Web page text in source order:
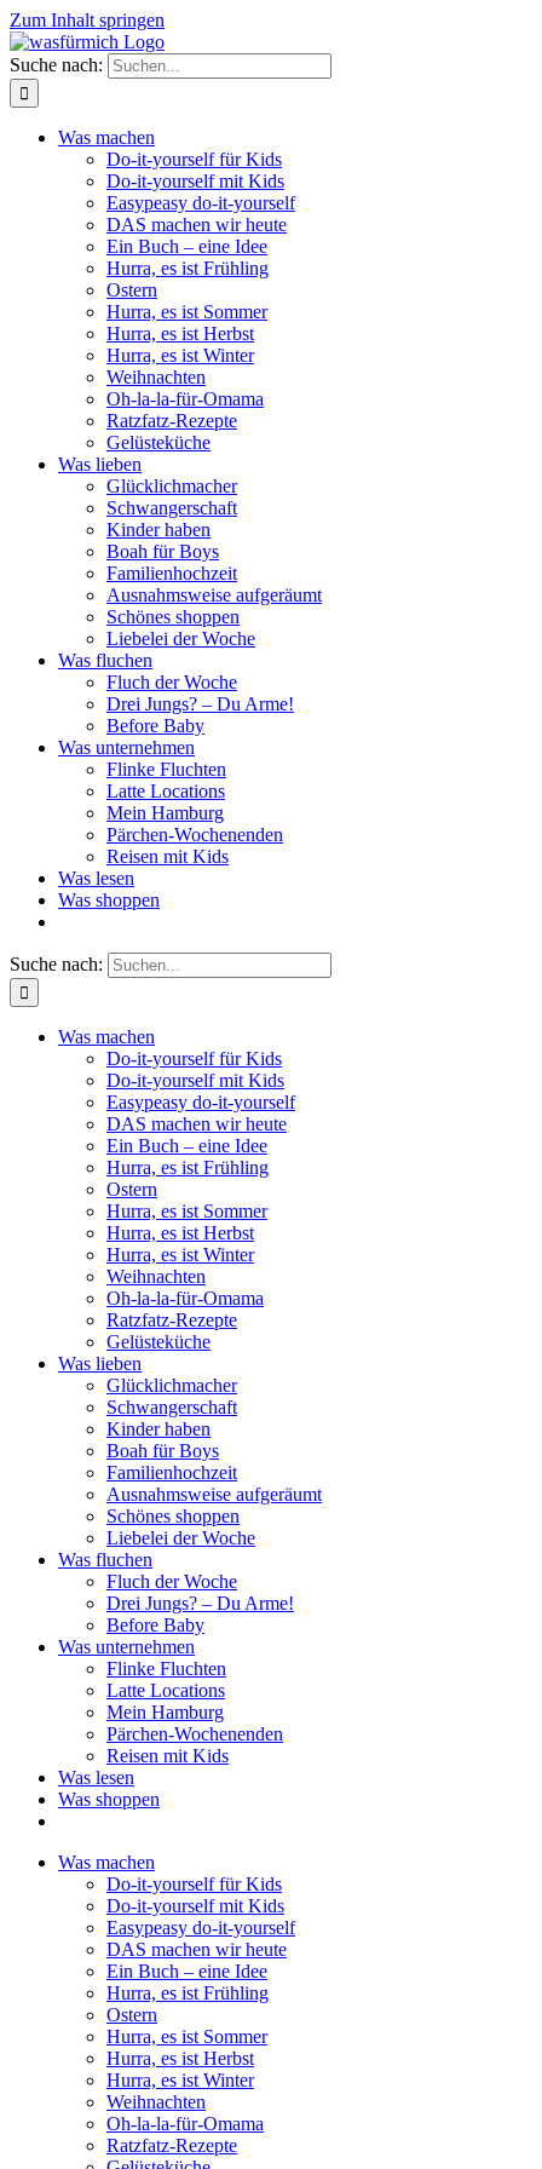
Zum Inhalt springen
Suche nach:
Was machen
Do-it-yourself für Kids
Do-it-yourself mit Kids
Easypeasy do-it-yourself
DAS machen wir heute
Ein Buch – eine Idee
Hurra, es ist Frühling
Ostern
Hurra, es ist Sommer
Hurra, es ist Herbst
Hurra, es ist Winter
Weihnachten
Oh-la-la-für-Omama
Ratzfatz-Rezepte
Gelüsteküche
Was lieben
Glücklichmacher
Schwangerschaft
Kinder haben
Boah für Boys
Familienhochzeit
Ausnahmsweise aufgeräumt
Schönes shoppen
Liebelei der Woche
Was fluchen
Fluch der Woche
Drei Jungs? – Du Arme!
Before Baby
Was unternehmen
Flinke Fluchten
Latte Locations
Mein Hamburg
Pärchen-Wochenenden
Reisen mit Kids
Was lesen
Was shoppen
Suche nach:
Was machen
Do-it-yourself für Kids
Do-it-yourself mit Kids
Easypeasy do-it-yourself
DAS machen wir heute
Ein Buch – eine Idee
Hurra, es ist Frühling
Ostern
Hurra, es ist Sommer
Hurra, es ist Herbst
Hurra, es ist Winter
Weihnachten
Oh-la-la-für-Omama
Ratzfatz-Rezepte
Gelüsteküche
Was lieben
Glücklichmacher
Schwangerschaft
Kinder haben
Boah für Boys
Familienhochzeit
Ausnahmsweise aufgeräumt
Schönes shoppen
Liebelei der Woche
Was fluchen
Fluch der Woche
Drei Jungs? – Du Arme!
Before Baby
Was unternehmen
Flinke Fluchten
Latte Locations
Mein Hamburg
Pärchen-Wochenenden
Reisen mit Kids
Was lesen
Was shoppen
Was machen
Do-it-yourself für Kids
Do-it-yourself mit Kids
Easypeasy do-it-yourself
DAS machen wir heute
Ein Buch – eine Idee
Hurra, es ist Frühling
Ostern
Hurra, es ist Sommer
Hurra, es ist Herbst
Hurra, es ist Winter
Weihnachten
Oh-la-la-für-Omama
Ratzfatz-Rezepte